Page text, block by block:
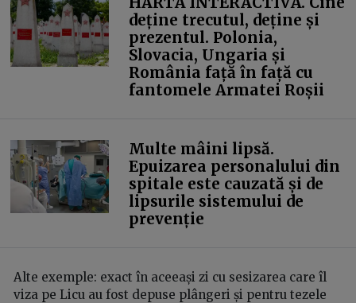
deține trecutul, deține și
prezentul. Polonia,
Slovacia, Ungaria și
România față în față cu
fantomele Armatei Roșii
Multe mâini lipsă.
Epuizarea personalului din
spitale este cauzată și de
lipsurile sistemului de
prevenție
Alte exemple: exact în aceeași zi cu sesizarea care îl
viza pe Licu au fost depuse plângeri și pentru tezele